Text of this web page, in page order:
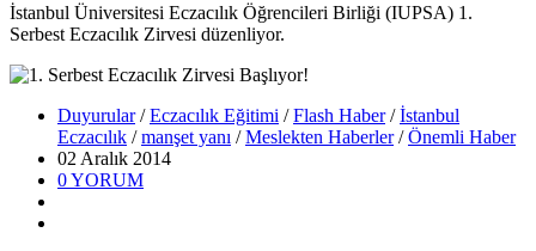
İstanbul Üniversitesi Eczacılık Öğrencileri Birliği (IUPSA) 1.
Serbest Eczacılık Zirvesi düzenliyor.
Duyurular/Eczacılık Eğitimi /Flash Haber/İstanbul
Eczacılık /manşet yanı /Meslekten Haberler/Önemli Haber
02 Aralık 2014
0YORUM